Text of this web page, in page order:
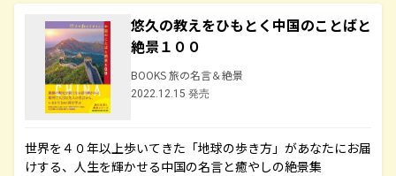
悠久の教えをひもとく中国のことばと
絶景１００
BOOKS 旅の名言＆絶景
2022.12.15 発売
世界を４０年以上歩いてきた「地球の歩き方」があなたにお届
けする、人生を輝かせる中国の名言と癒やしの絶景集